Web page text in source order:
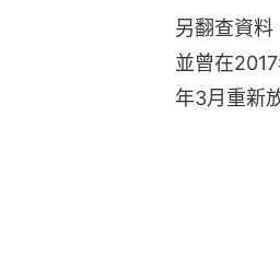
另翻查資料
並曾在
年3月重新